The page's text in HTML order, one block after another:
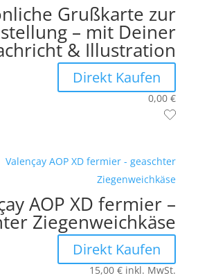
Grußkarte zur
– mit Deiner
& Illustration
Direkt Kaufen
0,00€
AOP XD fermier –
Ziegenweichkäse
Direkt Kaufen
15,00€ inkl. MwSt.